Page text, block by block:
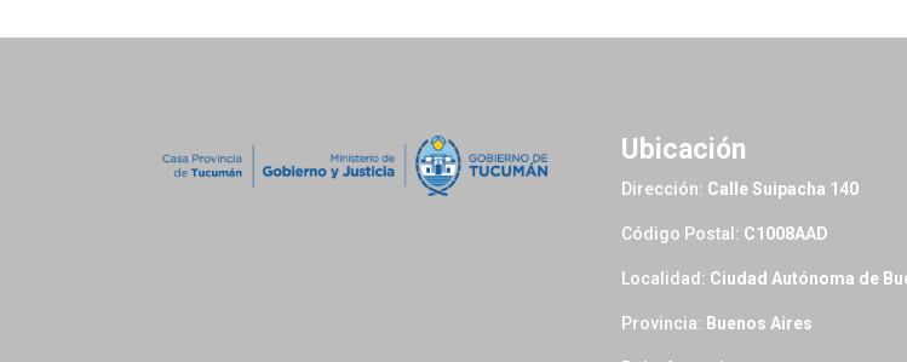
Ubicación
Dirección: Calle Suipacha 140
Código Postal: C1008AAD
Localidad: Ciudad Autónoma de
Provincia: Buenos Aires